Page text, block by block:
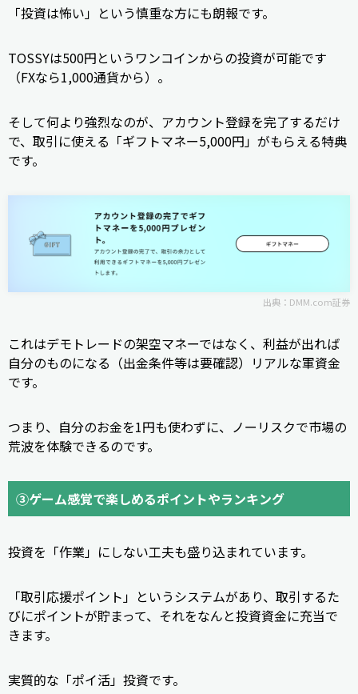
「投資は怖い」という慎重な方にも朗報です。
TOSSYは500円というワンコインからの投資が可能です
（FXなら1,000通貨から）。
そして何より強烈なのが、アカウント登録を完了するだけ
で、取引に使える「ギフトマネー5,000円」がもらえる特典
です。
出典： DMM.com証券
これはデモトレードの架空マネーではなく、利益が出れば
自分のものになる（出金条件等は要確認）リアルな軍資金
です。
つまり、自分のお金を1円も使わずに、ノーリスクで市場の
荒波を体験できるのです。
③ゲーム感覚で楽しめるポイントやランキング
投資を「作業」にしない工夫も盛り込まれています。
「取引応援ポイント」というシステムがあり、取引するた
びにポイントが貯まって、それをなんと投資資金に充当で
きます。
実質的な「ポイ活」投資です。